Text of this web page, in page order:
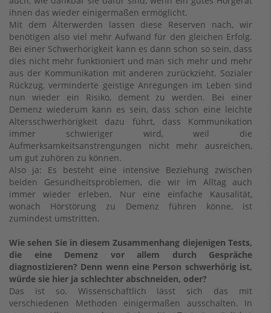
ihnen das wieder einigermaßen ermöglicht.
Mit dem Älterwerden lassen diese Reserven nach, wir
benötigen also viel mehr Aufwand für den gleichen Erfolg.
Bei einer Schwerhörigkeit kann es dann schon so sein, dass
dies nicht mehr funktioniert und man sich mehr und mehr
aus der Kommunikation mit anderen zurückzieht. Sozialer
Rückzug, verminderte geistige Anregungen im Leben sind
nun wieder ein Risiko, dement zu werden. Bei einer
Demenz wiederum kann es sein, dass schon eine leichte
Altersschwerhörigkeit dazu führt, dass Kommunikation
immer schwieriger wird, weil die
Aufmerksamkeitsanstrengungen nicht mehr ausreichen,
um gut zuhören zu können.
Also ja: Es besteht eine intensive Beziehung zwischen
beiden Gesundheitsproblemen, die wir im Alltag auch
immer wieder erleben. Nur eine einfache Kausalität,
wonach Hörstörung zu Demenz führen könne, ist
zumindest umstritten.
Wie sehen Sie in diesem Zusammenhang diejenigen Tests,
die eine Demenz vor allem durch Gespräche
diagnostizieren? Denn wenn eine Person schwerhörig ist,
würde sie hier ja schlechter abschneiden, oder?
Das ist so. Wissenschaftlich lässt sich das mit
verschiedenen Methoden einigermaßen ausschalten. In